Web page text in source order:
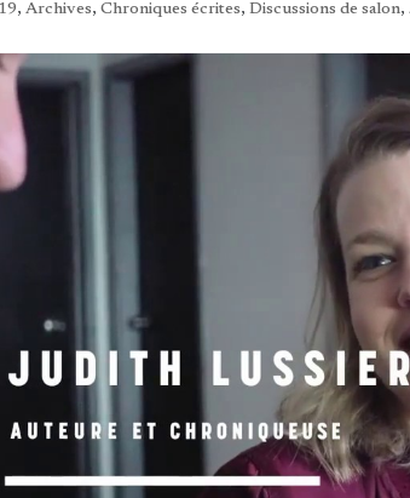
,Archives,Chroniques écrites,Discussions de salon,